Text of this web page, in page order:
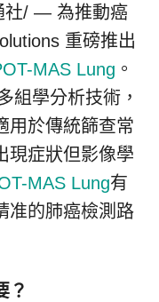
社/ — 為推動癌
重磅推出
MAS Lung 。
組學分析技術，
用於傳統篩查常
現症狀但影像學
MAS Lung有
准的肺癌檢測路
？